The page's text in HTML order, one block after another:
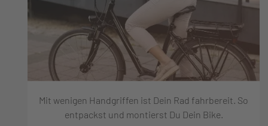
Mit wenigen Handgriffen ist Dein Rad fahrbereit. So
entpackst und montierst Du Dein Bike.